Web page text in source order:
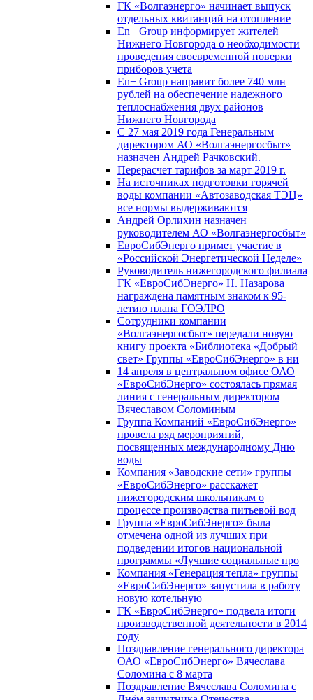
ГК «Волгаэнерго» начинает выпуск
отдельных квитанций на отопление
En+ Group информирует жителей
Нижнего Новгорода о необходимости
проведения своевременной поверки
приборов учета
En+ Group направит более 740 млн
рублей на обеспечение надежного
теплоснабжения двух районов
Нижнего Новгорода
С 27 мая 2019 года Генеральным
директором АО «Волгаэнергосбыт»
назначен Андрей Рачковский.
Перерасчет тарифов за март 2019 г.
На источниках подготовки горячей
воды компании «Автозаводская ТЭЦ»
все нормы выдерживаются
Андрей Орлихин назначен
руководителем АО «Волгаэнергосбыт»
ЕвроСибЭнерго примет участие в
«Российской Энергетической Неделе»
Руководитель нижегородского филиала
ГК «ЕвроСибЭнерго» Н. Назарова
награждена памятным знаком к 95-
летию плана ГОЭЛРО
Сотрудники компании
«Волгаэнергосбыт» передали новую
книгу проекта «Библиотека «Добрый
свет» Группы «ЕвроСибЭнерго» в ни
14 апреля в центральном офисе ОАО
«ЕвроСибЭнерго» состоялась прямая
линия с генеральным директором
Вячеславом Соломиным
Группа Компаний «ЕвроСибЭнерго»
провела ряд мероприятий,
посвященных международному Дню
воды
Компания «Заводские сети» группы
«ЕвроСибЭнерго» расскажет
нижегородским школьникам о
процессе производства питьевой вод
Группа «ЕвроСибЭнерго» была
отмечена одной из лучших при
подведении итогов национальной
программы «Лучшие социальные про
Компания «Генерация тепла» группы
«ЕвроСибЭнерго» запустила в работу
новую котельную
ГК «ЕвроСибЭнерго» подвела итоги
производственной деятельности в 2014
году
Поздравление генерального директора
ОАО «ЕвроСибЭнерго» Вячеслава
Соломина с 8 марта
Поздравление Вячеслава Соломина с